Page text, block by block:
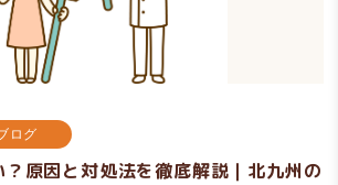
ログ
原因と対処法を徹底解説｜北九州の